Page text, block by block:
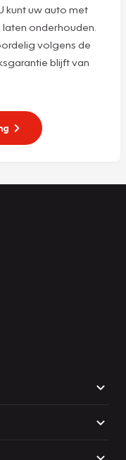
kunt uw auto met
onderhouden.
volgens de
blijft van